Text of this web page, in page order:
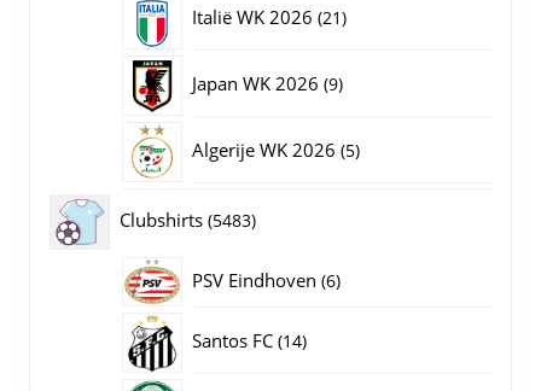
Italië WK 2026 2121
Japan WK 2026 99
Algerije WK 2026 55
Clubshirts 54835483
producten
PSV Eindhoven 66
Santos FC 1414